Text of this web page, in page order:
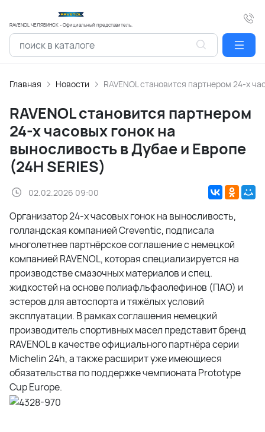
RAVENOL ЧЕЛЯБИНСК - Официальный представитель.
Главная Новости RAVENOL становится партнером 24-х
RAVENOL становится партнером
24-х часовых гонок на
выносливость в Дубае и Европе
(24H SERIES)
02.02.2026 09:00
Организатор 24-х часовых гонок на выносливость,
голландская компанией Creventic, подписала
многолетнее партнёрское соглашение с немецкой
компанией RAVENOL, которая специализируется на
производстве смазочных материалов и спец.
жидкостей на основе полиафльфаолефинов (ПАО) и
эстеров для автоспорта и тяжёлых условий
эксплуатации. В рамках соглашения немецкий
производитель спортивных масел представит бренд
RAVENOL в качестве официального партнёра серии
Michelin 24h, а также расширит уже имеющиеся
обязательства по поддержке чемпионата Prototype
Cup Europe.